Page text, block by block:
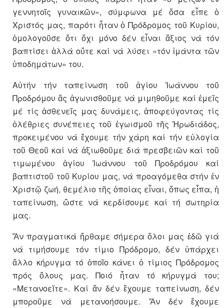
γεννητοῖς γυναικῶν», σύμφωνα μέ ὅσα εἶπε ὁ
Χριστός μας, παρότι ἦ­ταν ὁ Πρόδρομος τοῦ Κυρίου,
ὁμολογοῦσε ὅτι ὄχι μόνο δέν εἶναι ἄξιος νά τόν
βαπτίσει ἀλλά οὔτε καί νά λύσει «τόν ἱμάντα τῶν
ὑπο­­­δημάτων» του.
Αὐτήν τήν ταπείνωση τοῦ ἁγίου Ἰωάννου τοῦ
Προδρόμου ἄς ἀγω­νισθοῦμε νά μιμηθοῦμε καί ἐμεῖς
μέ τίς ἀσθενεῖς μας δυνάμεις, ἀπο­φεύγοντας τίς
ὀλέθριες συνέπειες τοῦ ἐγωισμοῦ τῆς Ἡρωδιάδος,
προ­­κειμένου νά ἔχουμε τήν χάρη καί τήν εὐλογία
τοῦ Θεοῦ καί νά ἀξιωθοῦμε διά πρεσβειῶν καί τοῦ
τιμωμένου ἁγίου Ἰωάννου τοῦ Προ­δρόμου καί
βαπτιστοῦ τοῦ Κυ­ρίου μας, νά προαγόμεθα στήν ἐν
Χριστῷ ζωή, θεμέλιο τῆς ὁποίας εἶ­ναι, ὅπως εἶπα, ἡ
ταπείνωση, ὥστε νά κερδί­σου­με καί τή σωτηρία
μας.
Ἄν πραγματικά ἤρθαμε σήμερα ὅλοι μας ἐδῶ γιά
νά τιμήσουμε τόν τίμιο Πρόδρομο, δέν ὑπάρχει
ἄλλο κήρυγμα τό ὁποῖο κάνει ὁ τίμιος Πρόδρομος
πρός ὅλους μας. Ποιό ἦταν τό κήρυγμά του;
«Μετανοεῖτε». Καί ἄν δέν ἔχουμε ταπείνωση, δέν
μποροῦμε νά μετανοήσουμε. Ἄν δέν ἔχουμε